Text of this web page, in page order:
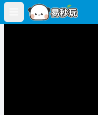
Open main menu